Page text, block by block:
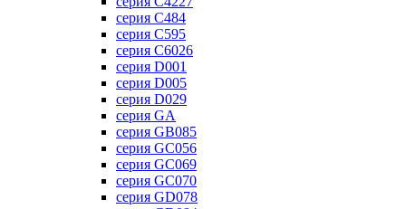
серия C484
серия C595
серия C6026
серия D001
серия D005
серия D029
серия GA
серия GB085
серия GC056
серия GC069
серия GC070
серия GD078